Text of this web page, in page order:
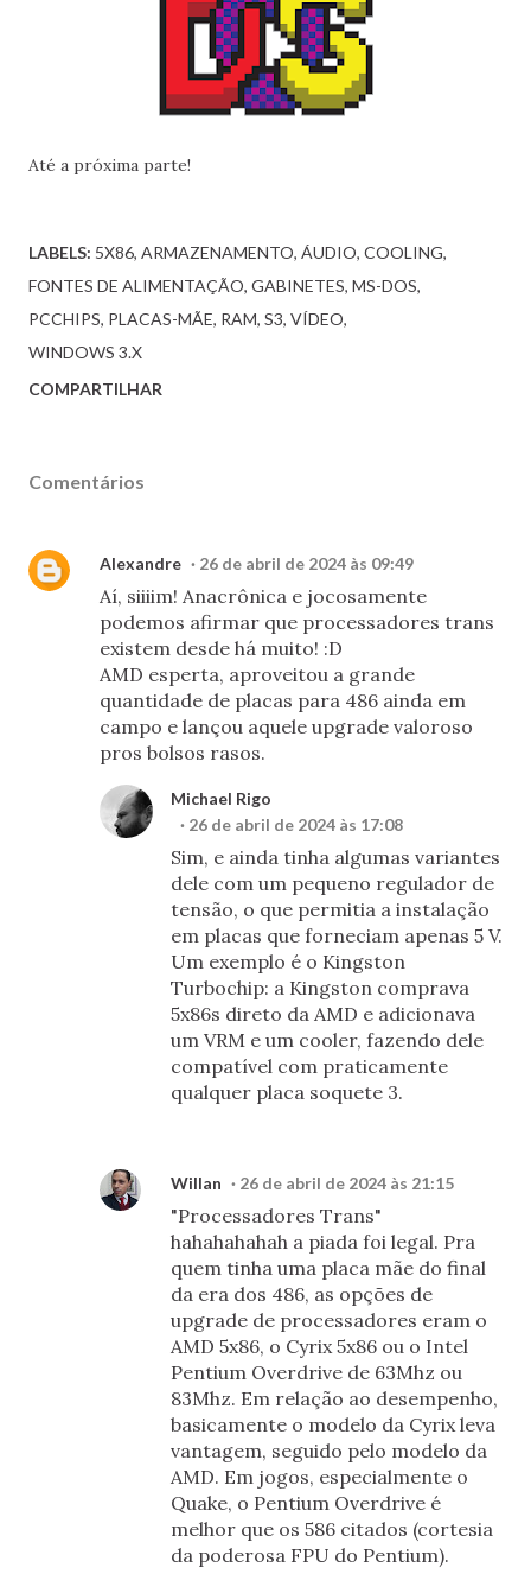
Até a próxima parte!
LABELS: 5X86 ARMAZENAMENTO ÁUDIO COOLING
FONTES DE ALIMENTAÇÃO GABINETES MS-DOS
PCCHIPS PLACAS-MÃE RAM S3 VÍDEO
WINDOWS 3.X
COMPARTILHAR
Comentários
Alexandre 26 de abril de 2024 às 09:49
Aí, siiiim! Anacrônica e jocosamente
podemos afirmar que processadores trans
existem desde há muito! :D
AMD esperta, aproveitou a grande
quantidade de placas para 486 ainda em
campo e lançou aquele upgrade valoroso
pros bolsos rasos.
Michael Rigo
26 de abril de 2024 às 17:08
Sim, e ainda tinha algumas variantes
dele com um pequeno regulador de
tensão, o que permitia a instalação
em placas que forneciam apenas 5 V.
Um exemplo é o Kingston
Turbochip: a Kingston comprava
5x86s direto da AMD e adicionava
um VRM e um cooler, fazendo dele
compatível com praticamente
qualquer placa soquete 3.
Willan 26 de abril de 2024 às 21:15
"Processadores Trans"
hahahahahah a piada foi legal. Pra
quem tinha uma placa mãe do final
da era dos 486, as opções de
upgrade de processadores eram o
AMD 5x86, o Cyrix 5x86 ou o Intel
Pentium Overdrive de 63Mhz ou
83Mhz. Em relação ao desempenho,
basicamente o modelo da Cyrix leva
vantagem, seguido pelo modelo da
AMD. Em jogos, especialmente o
Quake, o Pentium Overdrive é
melhor que os 586 citados (cortesia
da poderosa FPU do Pentium).